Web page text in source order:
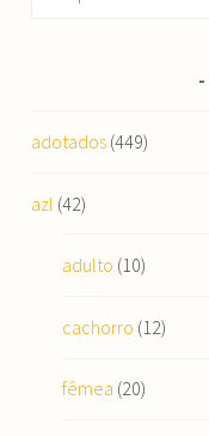
adotados (449)
azl (42)
adulto (10)
cachorro (12)
fêmea (20)